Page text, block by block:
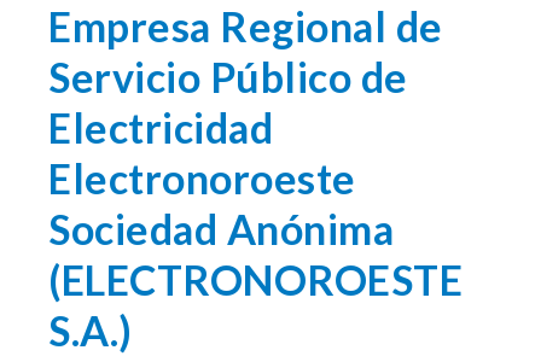
Empresa Regional de
Servicio Público de
Electricidad
Electronoroeste
Sociedad Anónima
(ELECTRONOROESTE
S.A.)